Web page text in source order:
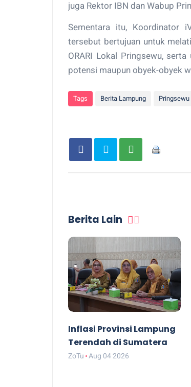
juga Rektor IBN dan Wabup
Sementara itu, Koordinator
tersebut bertujuan untuk
ORARI Lokal Pringsewu,
potensi maupun obyek-obyek
Tags Berita Lampung Pringsewu
Berita Lain
Inflasi Provinsi Lampung
Terendah di Sumatera
ZoTu Aug 04 2026